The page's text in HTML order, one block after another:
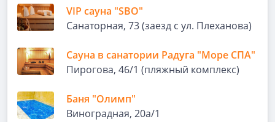
VIP сауна "SBO"
Санаторная, 73 (заезд с ул. Плеханова)
Сауна в санатории Радуга "Море СПА"
Пирогова, 46/1 (пляжный комплекс)
Баня "Олимп"
Виноградная, 20а/1